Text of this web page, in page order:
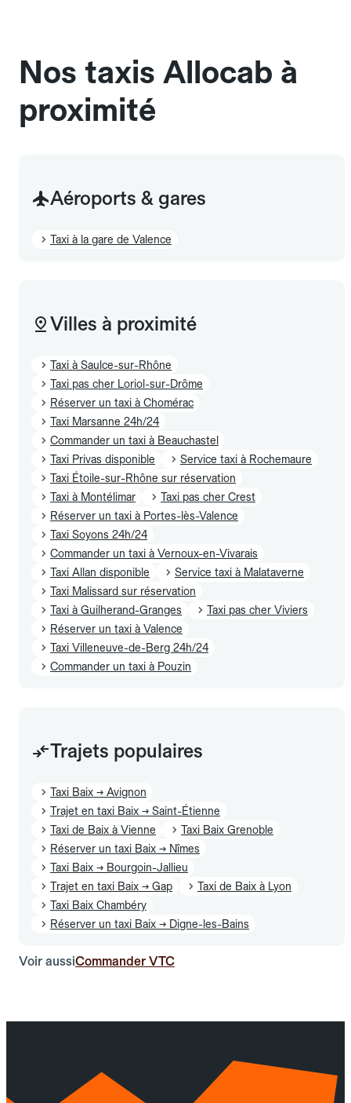
Nos taxis Allocab à
proximité
Aéroports & gares
Taxi à la gare de Valence
Villes à proximité
Taxi à Saulce-sur-Rhône
Taxi pas cher Loriol-sur-Drôme
Réserver un taxi à Chomérac
Taxi Marsanne 24h/24
Commander un taxi à Beauchastel
Taxi Privas disponible
Service taxi à Rochemaure
Taxi Étoile-sur-Rhône sur réservation
Taxi à Montélimar
Taxi pas cher Crest
Réserver un taxi à Portes-lès-Valence
Taxi Soyons 24h/24
Commander un taxi à Vernoux-en-Vivarais
Taxi Allan disponible
Service taxi à Malataverne
Taxi Malissard sur réservation
Taxi à Guilherand-Granges
Taxi pas cher Viviers
Réserver un taxi à Valence
Taxi Villeneuve-de-Berg 24h/24
Commander un taxi à Pouzin
Trajets populaires
Taxi Baix → Avignon
Trajet en taxi Baix → Saint-Étienne
Taxi de Baix à Vienne
Taxi Baix Grenoble
Réserver un taxi Baix → Nîmes
Taxi Baix → Bourgoin-Jallieu
Trajet en taxi Baix → Gap
Taxi de Baix à Lyon
Taxi Baix Chambéry
Réserver un taxi Baix → Digne-les-Bains
Voir aussiCommander VTC